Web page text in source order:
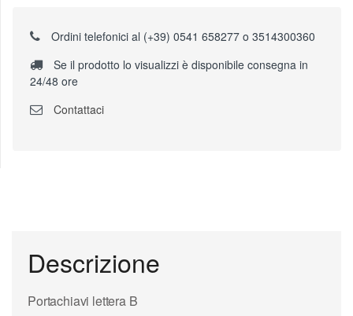
Ordini telefonici al (+39) 0541 658277 o 3514300360
Se il prodotto lo visualizzi è disponibile consegna in
24/48 ore
Contattaci
Descrizione
Portachiavi lettera B